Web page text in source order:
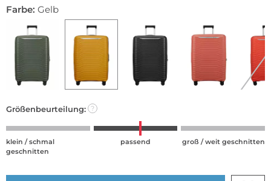
Farbe: Gelb
Größenbeurteilung: ?
klein / schmal
geschnitten
passend groß / weit geschnitten